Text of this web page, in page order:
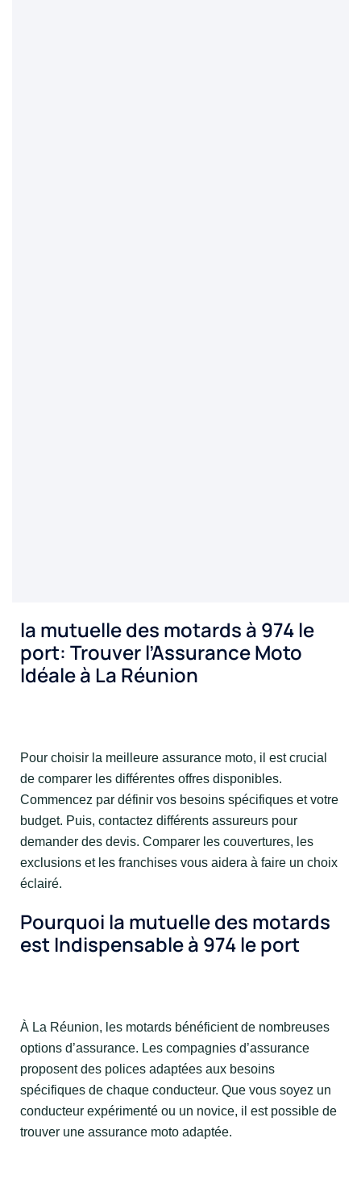
la mutuelle des motards à 974 le
port: Trouver l’Assurance Moto
Idéale à La Réunion
Pour choisir la meilleure assurance moto, il est crucial
de comparer les différentes offres disponibles.
Commencez par définir vos besoins spécifiques et votre
budget. Puis, contactez différents assureurs pour
demander des devis. Comparer les couvertures, les
exclusions et les franchises vous aidera à faire un choix
éclairé.
Pourquoi la mutuelle des motards
est Indispensable à 974 le port
À La Réunion, les motards bénéficient de nombreuses
options d’assurance. Les compagnies d’assurance
proposent des polices adaptées aux besoins
spécifiques de chaque conducteur. Que vous soyez un
conducteur expérimenté ou un novice, il est possible de
trouver une assurance moto adaptée.